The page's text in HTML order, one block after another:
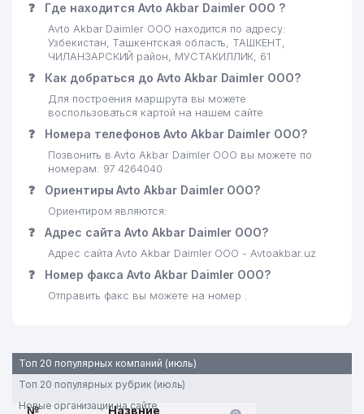
❓ Где находится Avto Akbar Daimler ООО ?
Avto Akbar Daimler ООО находится по адресу:
Узбекистан, Ташкентская область, ТАШКЕНТ,
ЧИЛАНЗАРСКИЙ район, МУСТАКИЛЛИК, 61
❓ Как добраться до Avto Akbar Daimler ООО?
Для построения маршрута вы можете
воспользоваться картой на нашем сайте
❓ Номера телефонов Avto Akbar Daimler ООО?
Позвонить в Avto Akbar Daimler ООО вы можете по
номерам: 97 4264040
❓ Ориентиры Avto Akbar Daimler ООО?
Ориентиром являются:
❓ Адрес сайта Avto Akbar Daimler ООО?
Адрес сайта Avto Akbar Daimler ООО - Avtoakbar.uz
❓ Номер факса Avto Akbar Daimler ООО?
Отправить факс вы можете на номер .
Топ 20 популярных компаний (июль)
Топ 20 популярных рубрик (июль)
Новые организации на сайте
№ Назвние